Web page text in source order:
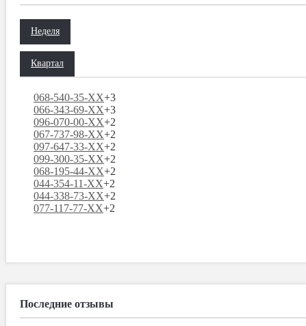
Неделя
Квартал
068-540-35-XX+3
066-343-69-XX+3
096-070-00-XX+2
067-737-98-XX+2
097-647-33-XX+2
099-300-35-XX+2
068-195-44-XX+2
044-354-11-XX+2
044-338-73-XX+2
077-117-77-XX+2
Последние отзывы